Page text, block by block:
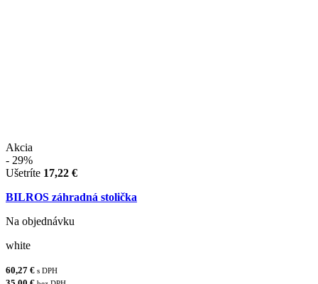
Akcia
- 29%
Ušetríte 17,22 €
BILROS záhradná stolička
Na objednávku
white
60,27 € s DPH